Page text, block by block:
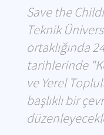
Save the
Teknik
ortaklığında
tarihlerinde
ve Yerel
başlıklı bir